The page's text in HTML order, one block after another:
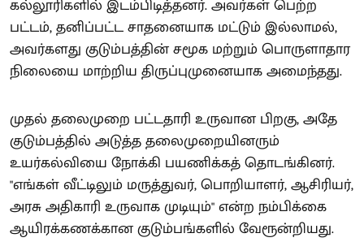
கல்லூரிகளில் இடம்பிடித்தனர். அவர்கள் பெற்ற
பட்டம், தனிப்பட்ட சாதனையாக மட்டும் இல்லாமல்,
அவர்களது குடும்பத்தின் சமூக மற்றும் பொருளாதார
நிலையை மாற்றிய திருப்புமுனையாக அமைந்தது.
முதல் தலைமுறை பட்டதாரி உருவான பிறகு, அதே
குடும்பத்தில் அடுத்த தலைமுறையினரும்
உயர்கல்வியை நோக்கி பயணிக்கத் தொடங்கினர்.
"எங்கள் வீட்டிலும் மருத்துவர், பொறியாளர், ஆசிரியர்,
அரசு அதிகாரி உருவாக முடியும்" என்ற நம்பிக்கை
ஆயிரக்கணக்கான குடும்பங்களில் வேரூன்றியது.